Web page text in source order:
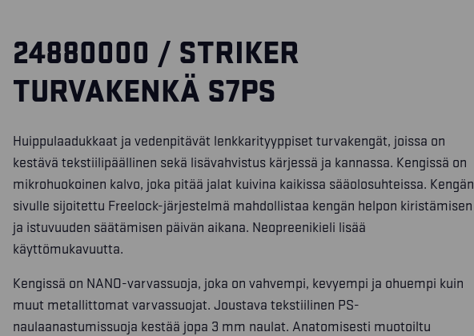
24880000 / STRIKER
TURVAKENKÄ S7PS
Huippulaadukkaat ja vedenpitävät lenkkarityyppiset turvakengät, joissa on
kestävä tekstiilipäällinen sekä lisävahvistus kärjessä ja kannassa. Kengissä on
mikrohuokoinen kalvo, joka pitää jalat kuivina kaikissa sääolosuhteissa. Kengän
sivulle sijoitettu Freelock-järjestelmä mahdollistaa kengän helpon kiristämisen
ja istuvuuden säätämisen päivän aikana. Neopreenikieli lisää
käyttömukavuutta.
Kengissä on NANO-varvassuoja, joka on vahvempi, kevyempi ja ohuempi kuin
muut metallittomat varvassuojat. Joustava tekstiilinen PS-
naulaanastumissuoja kestää jopa 3 mm naulat. Anatomisesti muotoiltu